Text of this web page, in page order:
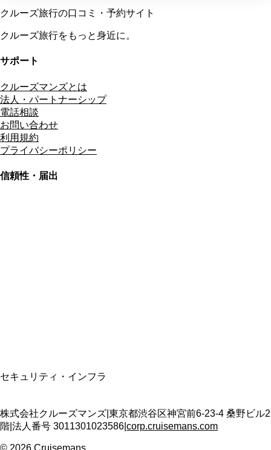
クルーズ旅行の口コミ・予約サイト
クルーズ旅行をもっと身近に。
サポート
クルーズマンズとは
法人・パートナーシップ
電話相談
お問い合わせ
利用規約
プライバシーポリシー
信頼性・届出
セキュリティ・インフラ
株式会社クルーズマンズ 東京都渋谷区神宮前6-23-4 桑野ビル2
階 法人番号 3011301023586 corp.cruisemans.com